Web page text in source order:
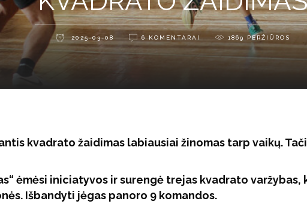
2025-03-08 6 KOMENTARAI 1869 PERŽIŪROS
kvadrato žaidimas labiausiai žinomas tarp vaikų.
ėmėsi iniciatyvos ir surengė trejas kvadrato varžybas,
Išbandyti jėgas panoro 9 komandos.